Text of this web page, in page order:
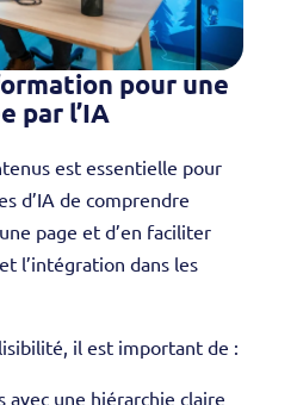
pour une
par l’IA
est essentielle pour
d’IA de comprendre
page et d’en faciliter
l’intégration dans les
il est important de :
avec une hiérarchie claire